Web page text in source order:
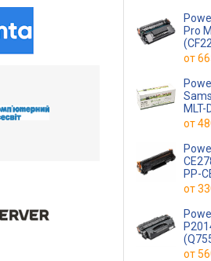
Power Plant
Pro
(PP-
от
Power
MLT-
от
Power
PP-
от
Power Plant
(PP-
от